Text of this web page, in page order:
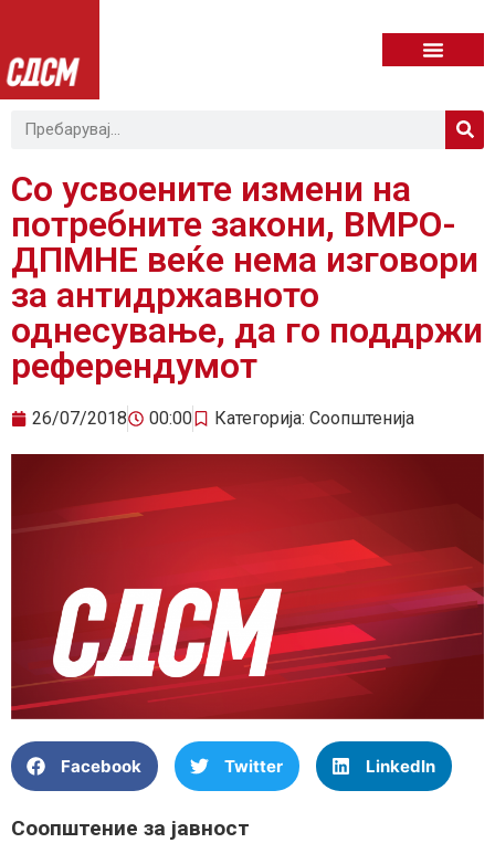
Со усвоените измени на
потребните закони, ВМРО-
ДПМНЕ веќе нема изговори
за антидржавното
однесување, да го поддржи
референдумот
26/07/2018 00:00 Категорија: Соопштенија
Facebook Twitter LinkedIn
Соопштение за јавност